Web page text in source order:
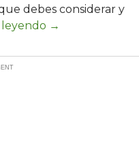
debes considerar y